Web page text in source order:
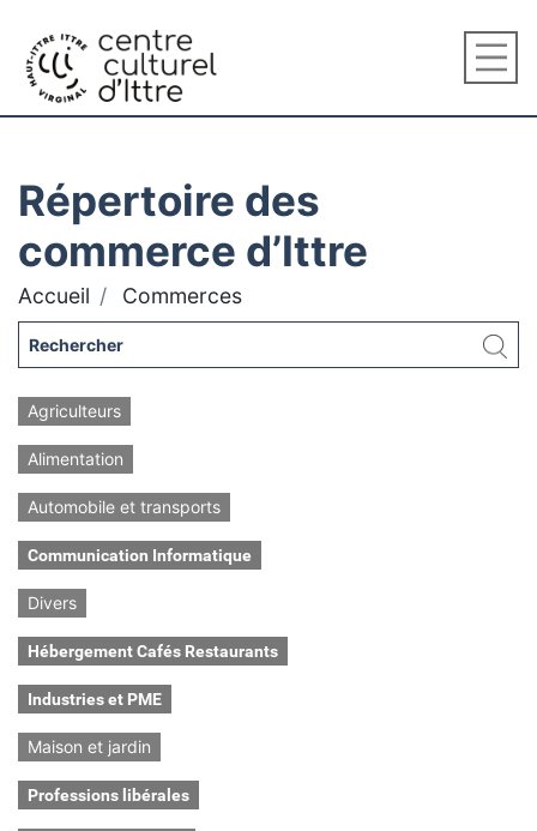
Répertoire des
commerce d’Ittre
Accueil Commerces
Agriculteurs
Alimentation
Automobile et transports
Communication Informatique
Divers
Hébergement Cafés Restaurants
Industries et PME
Maison et jardin
Professions libérales